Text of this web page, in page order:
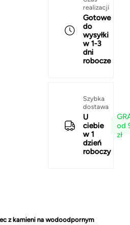
realizacji
Gotowe
do
wysyłki
w 1-3
dni
robocze
Szybka
dostawa
U
ciebie
w 1
dzień
roboczy
od
zł
z kamieni na wodoodpornym